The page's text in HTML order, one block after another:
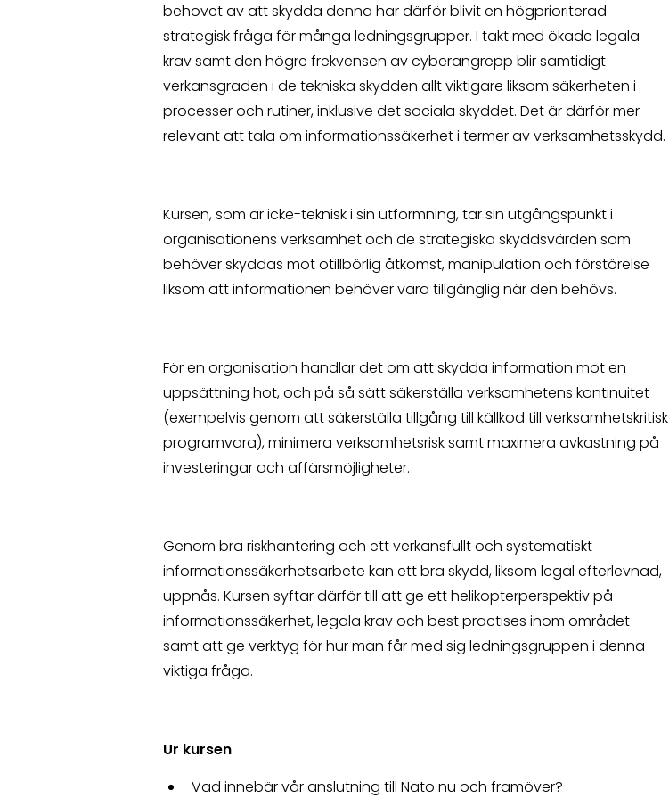
behovet av att skydda denna har därför blivit en högprioriterad
strategisk fråga för många ledningsgrupper. I takt med ökade legala
krav samt den högre frekvensen av cyberangrepp blir samtidigt
verkansgraden i de tekniska skydden allt viktigare liksom säkerheten i
processer och rutiner, inklusive det sociala skyddet. Det är därför mer
relevant att tala om informationssäkerhet i termer av verksamhetsskydd.
Kursen, som är icke-teknisk i sin utformning, tar sin utgångspunkt i
organisationens verksamhet och de strategiska skyddsvärden som
behöver skyddas mot otillbörlig åtkomst, manipulation och förstörelse
liksom att informationen behöver vara tillgänglig när den behövs.
För en organisation handlar det om att skydda information mot en
uppsättning hot, och på så sätt säkerställa verksamhetens kontinuitet
(exempelvis genom att säkerställa tillgång till källkod till verksamhetskritisk
programvara), minimera verksamhetsrisk samt maximera avkastning på
investeringar och affärsmöjligheter.
Genom bra riskhantering och ett verkansfullt och systematiskt
informationssäkerhetsarbete kan ett bra skydd, liksom legal efterlevnad,
uppnås. Kursen syftar därför till att ge ett helikopterperspektiv på
informationssäkerhet, legala krav och best practises inom området
samt att ge verktyg för hur man får med sig ledningsgruppen i denna
viktiga fråga.
Ur kursen
Vad innebär vår anslutning till Nato nu och framöver?